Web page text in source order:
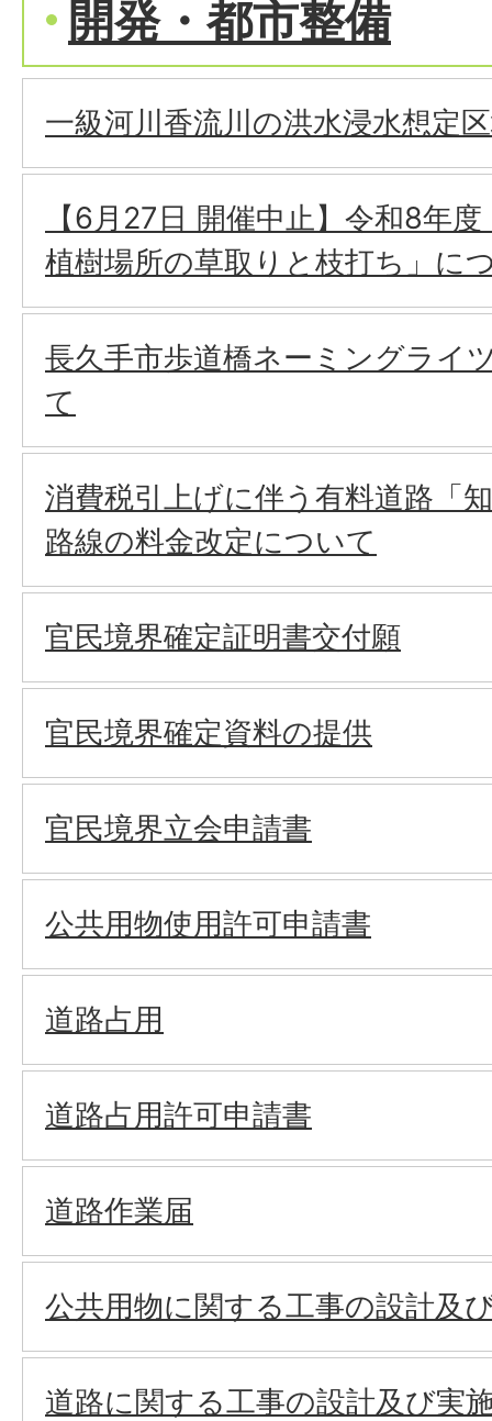
開発・都市整備
一級河川香流川の洪水浸水想定
【6月27日 開催中止】令和8年
植樹場所の草取りと枝打ち」に
長久手市歩道橋ネーミングライ
て
消費税引上げに伴う有料道路「
路線の料金改定について
官民境界確定証明書交付願
官民境界確定資料の提供
官民境界立会申請書
公共用物使用許可申請書
道路占用
道路占用許可申請書
道路作業届
公共用物に関する工事の設計及
道路に関する工事の設計及び実